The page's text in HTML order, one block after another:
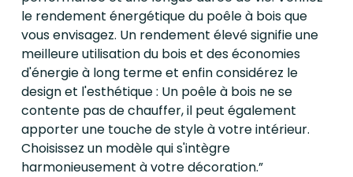
le rendement énergétique du poêle à bois que
vous envisagez. Un rendement élevé signifie une
meilleure utilisation du bois et des économies
d'énergie à long terme et enfin considérez le
design et l'esthétique : Un poêle à bois ne se
contente pas de chauffer, il peut également
apporter une touche de style à votre intérieur.
Choisissez un modèle qui s'intègre
harmonieusement à votre décoration.”